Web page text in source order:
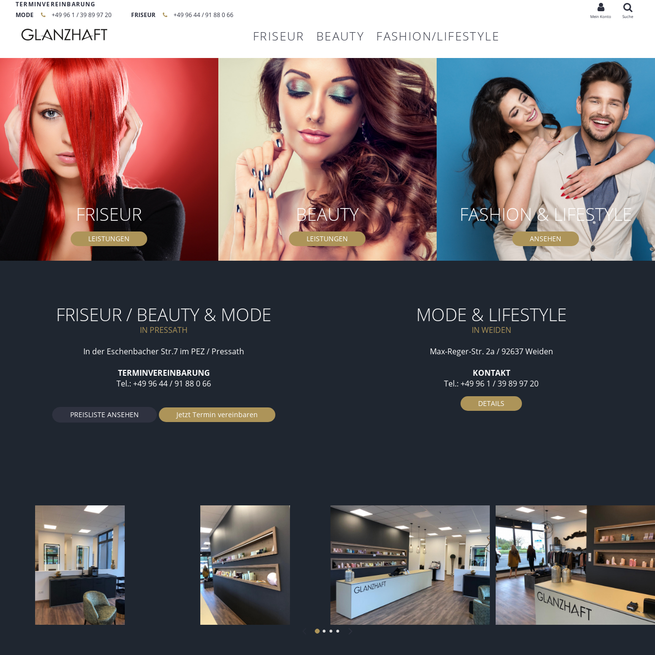
TERMINVEREINBARUNG
MODE
+49 96 1 / 39 89 97 20 FRISEUR +49 96 44 / 91 88 0 66 Mein Konto Suche
FRISEUR BEAUTY FASHION/LIFESTYLE
FRISEUR
LEISTUNGEN
BEAUTY
LEISTUNGEN
FASHION & LIFESTYLE
ANSEHEN
FRISEUR / BEAUTY & MODE
IN PRESSATH
In der Eschenbacher Str.7 im PEZ / Pressath
TERMINVEREINBARUNG
Tel.: +49 96 44 / 91 88 0 66
PREISLISTE ANSEHEN Jetzt Termin vereinbaren
MODE & LIFESTYLE
IN WEIDEN
Max-Reger-Str. 2a / 92637 Weiden
KONTAKT
Tel.: +49 96 1 / 39 89 97 20
DETAILS